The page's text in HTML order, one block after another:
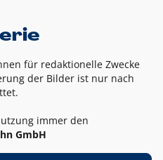
für redaktionelle Zwecke
der Bilder ist nur nach
immer den
GmbH